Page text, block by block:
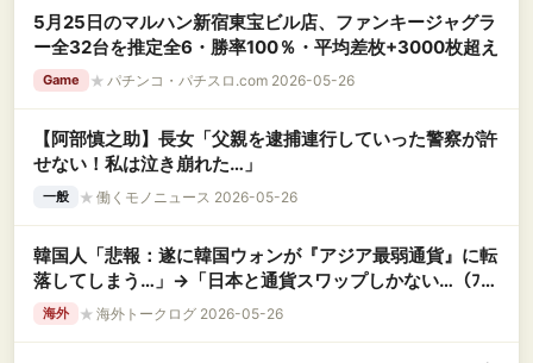
5月25日のマルハン新宿東宝ビル店、ファンキージャグラ
ー全32台を推定全6・勝率100％・平均差枚+3000枚超え
Game ★ パチンコ・パチスロ.com 2026-05-26
【阿部慎之助】長女「父親を逮捕連行していった警察が許
せない！私は泣き崩れた…」
一般 ★ 働くモノニュース 2026-05-26
韓国人「悲報：遂に韓国ウォンが『アジア最弱通貨』に転
落してしまう…」→「日本と通貨スワップしかない…（ﾌﾞﾙ
ﾌﾞﾙ」＝韓国の反応
海外 ★ 海外トークログ 2026-05-26